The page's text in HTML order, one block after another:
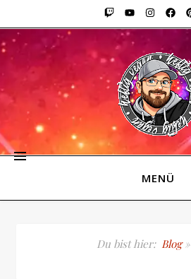
MENÜ
Du bist hier: Blog»